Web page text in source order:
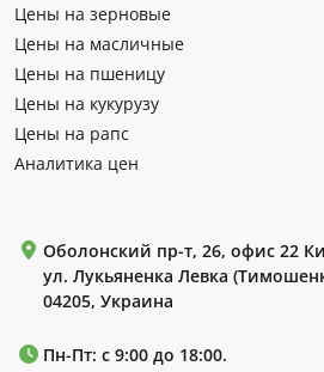
Цены на зерновые
Цены на масличные
Цены на пшеницу
Цены на кукурузу
Цены на рапс
Аналитика цен
Оболонский пр-т, 26, офис 22
ул. Лукьяненка Левка
04205, Украина
Пн-Пт: с 9:00 до 18:00.